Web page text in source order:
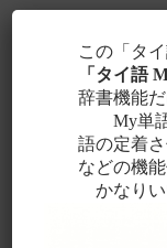
・聞こえた
に置き換えて
タイ文字で
この「タ
「タイ語
辞書機能だ
My単語
語の定着
などの機能
かなりい